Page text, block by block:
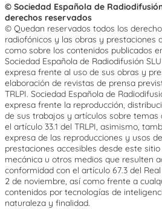
© Sociedad Española de
derechos reservados
© Quedan reservados todos los
radiofónicos y las obras y prestaciones
como sobre los contenidos publicados
Sociedad Española de Radiodifusión
expresa frente al uso de sus obras y
elaboración de revistas de prensa
TRLPI. Sociedad Española de
expresa frente la reproducción,
de sus trabajos y artículos sobre temas
el artículo 33.1 del TRLPI, asimismo,
expresa de las reproducciones y usos
prestaciones accesibles desde este
mecánica u otros medios que resulten
conformidad con el artículo 67.3 del
2 de noviembre, así como frente a
contenidos por tecnologías de
naturaleza y finalidad.